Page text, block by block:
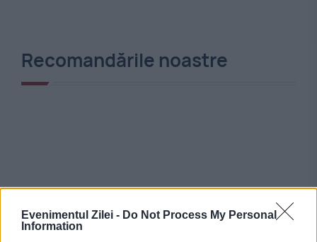
Evenimentul Zilei - Do Not Process My Personal
Information
Recomandările noastre